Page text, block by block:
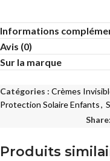
Informations
Avis (0)
Sur la marque
Catégories : Crèmes
Protection Solaire Enfants,
Share:
Produits